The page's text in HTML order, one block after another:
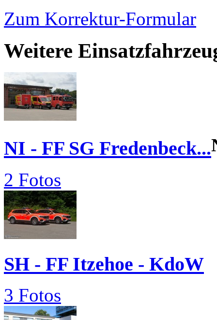
Zum Korrektur-Formular
Weitere
NI - FF SG Fredenbeck...
2 Fotos
SH - FF Itzehoe - KdoW
3 Fotos